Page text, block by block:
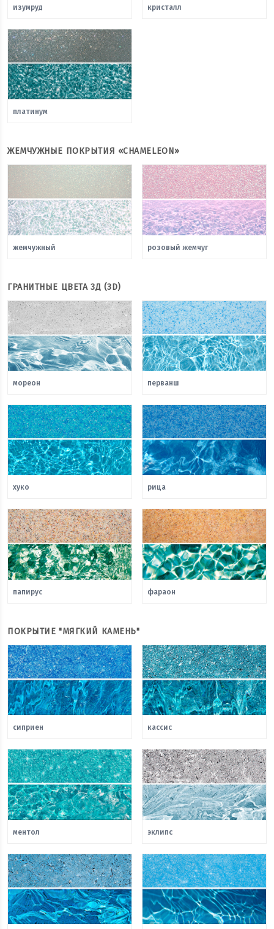
изумруд кристалл
платинум
ЖЕМЧУЖНЫЕ ПОКРЫТИЯ «CHAMELEON»
жемчужный розовый жемчуг
ГРАНИТНЫЕ ЦВЕТА 3Д (3D)
мореон перванш
хуко рица
папирус фараон
ПОКРЫТИЕ "МЯГКИЙ КАМЕНЬ"
сиприен кассис
ментол эклипс